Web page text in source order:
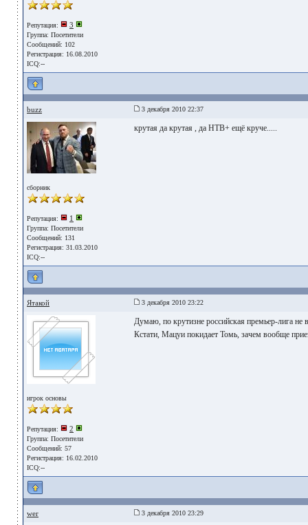
Репутация: 3
Группа: Посетители
Сообщений: 102
Регистрация: 16.08.2010
ICQ:--
buzz 3 декабря 2010 22:37
сборник
Репутация: 1
Группа: Посетители
Сообщений: 131
Регистрация: 31.03.2010
ICQ:--
крутая да крутая , да НТВ+ ещё круче.....
Ятакой 3 декабря 2010 23:22
игрок основы
Репутация: 2
Группа: Посетители
Сообщений: 57
Регистрация: 16.02.2010
ICQ:--
Думаю, по крутизне российская премьер-лига не
Кстати, Мацуи покидает Томь, зачем вообще
wer 3 декабря 2010 23:29